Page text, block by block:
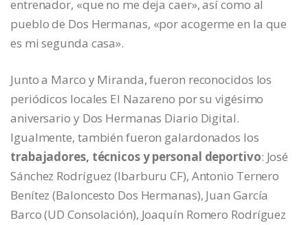
entrenador, «que no me deja caer», así como al
pueblo de Dos Hermanas, «por acogerme en la que
es mi segunda casa».
Junto a Marco y Miranda, fueron reconocidos los
periódicos locales El Nazareno por su vigésimo
aniversario y Dos Hermanas Diario Digital.
Igualmente, también fueron galardonados los
trabajadores, técnicos y personal deportivo: José
Sánchez Rodríguez (Ibarburu CF), Antonio Ternero
Benítez (Baloncesto Dos Hermanas), Juan García
Barco (UD Consolación), Joaquín Romero Rodríguez